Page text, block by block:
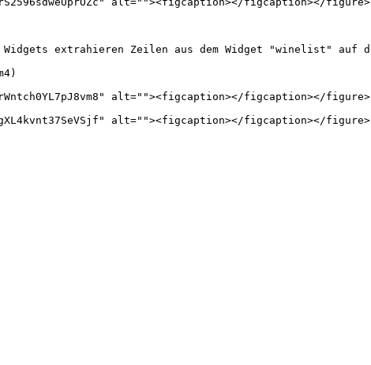
Widgets extrahieren Zeilen aus dem Widget "winelist" auf
alt=""><figcaption></figcaption></figure>